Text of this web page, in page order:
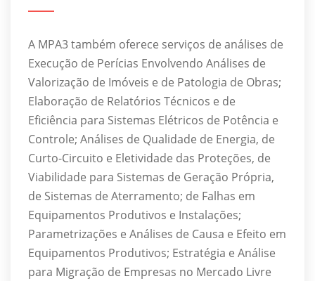
A MPA3 também oferece serviços de análises de
Execução de Perícias Envolvendo Análises de
Valorização de Imóveis e de Patologia de Obras;
Elaboração de Relatórios Técnicos e de
Eficiência para Sistemas Elétricos de Potência e
Controle; Análises de Qualidade de Energia, de
Curto-Circuito e Eletividade das Proteções, de
Viabilidade para Sistemas de Geração Própria,
de Sistemas de Aterramento; de Falhas em
Equipamentos Produtivos e Instalações;
Parametrizações e Análises de Causa e Efeito em
Equipamentos Produtivos; Estratégia e Análise
para Migração de Empresas no Mercado Livre